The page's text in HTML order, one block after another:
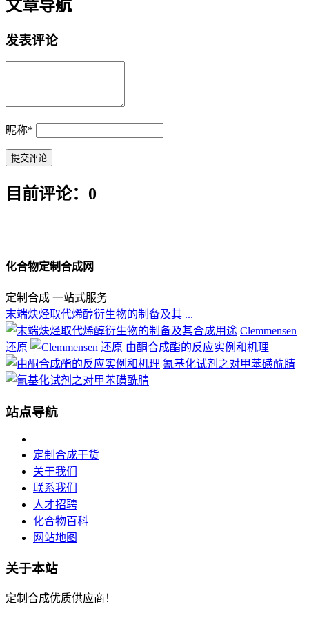
文章导航
发表评论
昵称*
目前评论：0
化合物定制合成网
定制合成 一站式服务
末端炔烃取代烯醇衍生物的制备及其 ...
Clemmensen
还原
由酮合成酯的反应实例和机理
氰基化试剂之对甲苯磺酰腈
站点导航
定制合成干货
关于我们
联系我们
人才招聘
化合物百科
网站地图
关于本站
定制合成优质供应商！